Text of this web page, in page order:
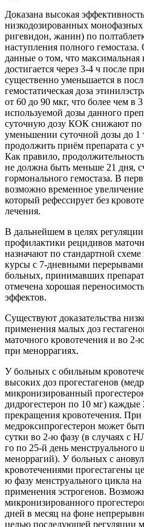
Доказана высокая
низкодозированных
ригевидон, жанин) по
наступления полного
данные о том, что
достигается через 3-4 ч после
существенно уменьшается в
гемостатическая доза
от 60 до 90 мкг, что более чем в
используемой дозы данного
суточную дозу КОК снижают по
уменьшении суточной дозы до 1
продолжить приём препарата с
Как правило,
не должна быть меньше 21 дня,
гормонального гемостаза. В
возможно временное
который рефессирует без
лечения.
В дальнейшем в целях
профилактики рецидивов
назначают по стандартной
курсы с 7-дневными
больных, принимавших
отмечена хорошая
эффектов.
Существуют доказательства
применения малых доз
маточного кровотечения и во 2-
при меноррагиях.
У больных с обильным
высоких доз прогестагенов
микронизированный
дидрогестерон по 10 мг) каждые
прекращения кровотечения. При
медроксипрогестерон может
сутки во 2-ю фазу (в случаях с
го по 25-й день менструального
меноррагий). У больных с
кровотечениями прогестагены
ю фазу менструального цикла
применения эстрогенов.
микронизированного
дней в месяц на фоне
целью последующей регуляции